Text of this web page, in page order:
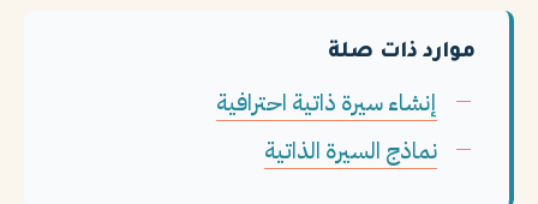
موارد ذات صلة
إنشاء سيرة ذاتية احترافية
نماذج السيرة الذاتية